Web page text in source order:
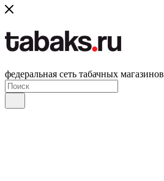
федеральная сеть табачных магазинов